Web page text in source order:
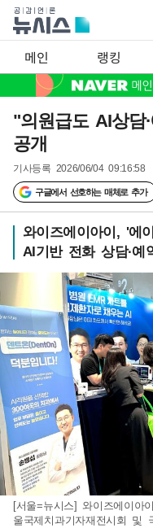
메인 랭킹
"의원급도 AI상
공개
기사등록 2026/06/04 09:16:58
구글에서 선호하는 매체로 추가
와이즈에이아이, '에
AI기반 전화 상담·
[서울=뉴시스] 와이즈에이
울국제치과기자재전시회 및